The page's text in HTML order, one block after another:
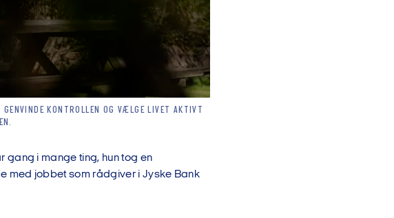
KONTROLLEN OG VÆLGE LIVET AKTIVT
gang i mange ting, hun tog en
med jobbet som rådgiver i Jyske Bank